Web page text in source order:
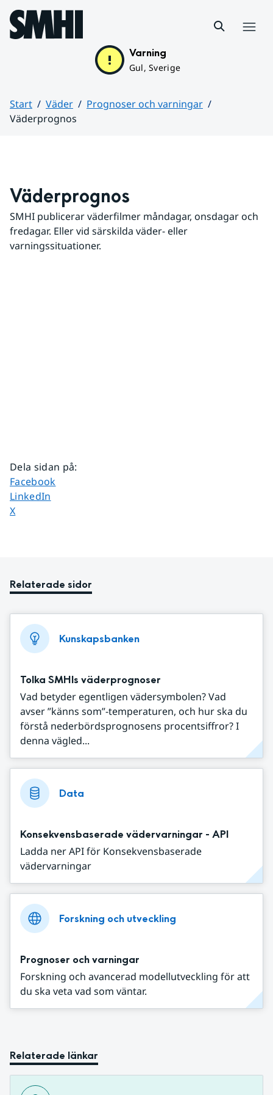
Hoppa till sidans innehåll
Varning
Gul, Sverige
Start Väder
Prognoser och varningar
Väderprognos
Väderprognos
SMHI publicerar väderfilmer måndagar, onsdagar och
fredagar. Eller vid särskilda väder- eller
varningssituationer.
Dela sidan på:
Dela sidan på
Facebook
Dela sidan på
LinkedIn
Dela sidan på
X
Relaterade sidor
Kunskapsbanken
Tolka SMHIs väderprognoser
Vad betyder egentligen vädersymbolen? Vad
avser ”känns som”-temperaturen, och hur ska du
förstå nederbördsprognosens procentsiffror? I
denna vägled...
Data
Konsekvensbaserade vädervarningar - API
Ladda ner API för Konsekvensbaserade
vädervarningar
Forskning och utveckling
Prognoser och varningar
Forskning och avancerad modellutveckling för att
du ska veta vad som väntar.
Relaterade länkar